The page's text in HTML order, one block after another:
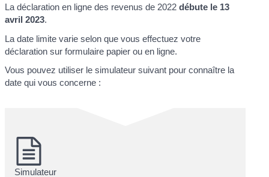
La déclaration en ligne des revenus de 2022débute le 13
avril 2023.
La date limite varie selon que vous effectuez votre
déclaration sur formulaire papier ou en ligne.
Vous pouvez utiliser le simulateur suivant pour connaître la
date qui vous concerne :
Simulateur